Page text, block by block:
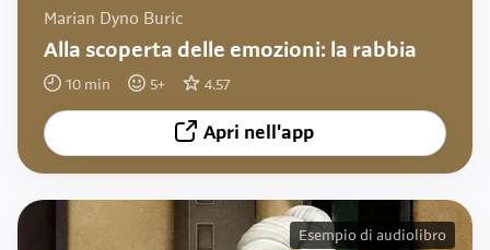
Marian Dyno Buric
Alla scoperta delle emozioni: la rabbia
10 min 5+ 4.57
Apri nell'app
Esempio di audiolibro